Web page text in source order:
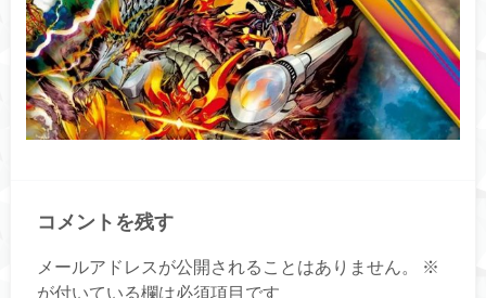
コメントを残す
メールアドレスが公開されることはありません。
※
が付いている欄は必須項目です